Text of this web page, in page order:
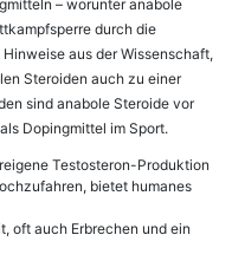
– worunter anabole
durch die
aus der Wissenschaft,
Steroiden auch zu einer
sind anabole Steroide vor
Dopingmittel im Sport.
Testosteron-Produktion
bietet humanes
oft auch Erbrechen und ein